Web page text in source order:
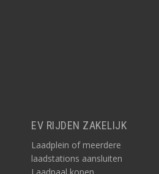
EV RIJDEN ZAKELIJK
Laadplein of meerdere
laadstations aansluiten